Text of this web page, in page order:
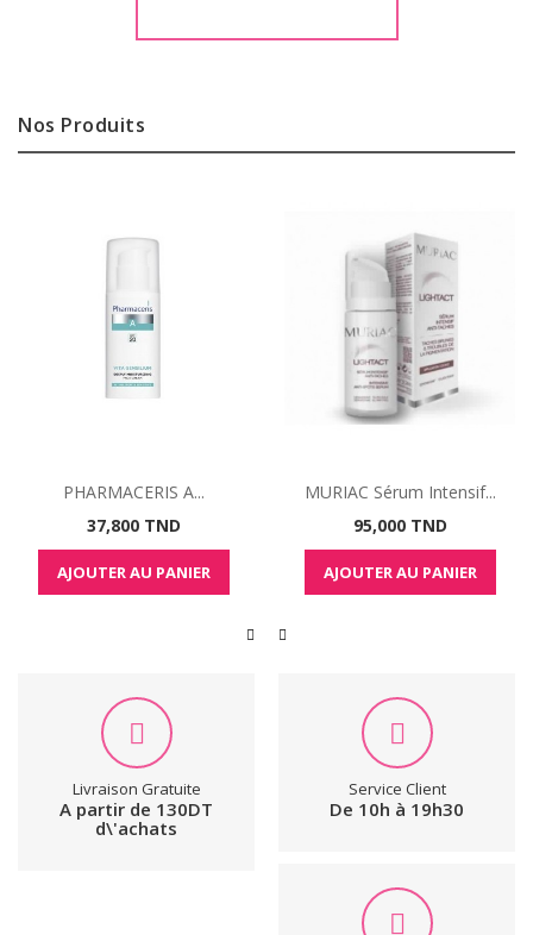
Nos Produits
PHARMACERIS A...
Prix
37,800 TND
AJOUTER AU PANIER
MURIAC Sérum Intensif...
Prix
95,000 TND
AJOUTER AU PANIER
Livraison Gratuite
A partir de 130DT
d\'achats
Service Client
De 10h à 19h30